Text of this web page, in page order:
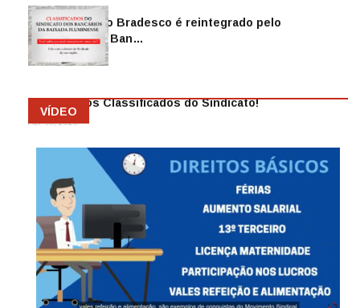
Funcionário do Bradesco é reintegrado pelo
Sindicato dos Ban…
Abr 08, 2026
Anuncie nos Classificados do Sindicato!
Abr 08, 2026
VÍDEO